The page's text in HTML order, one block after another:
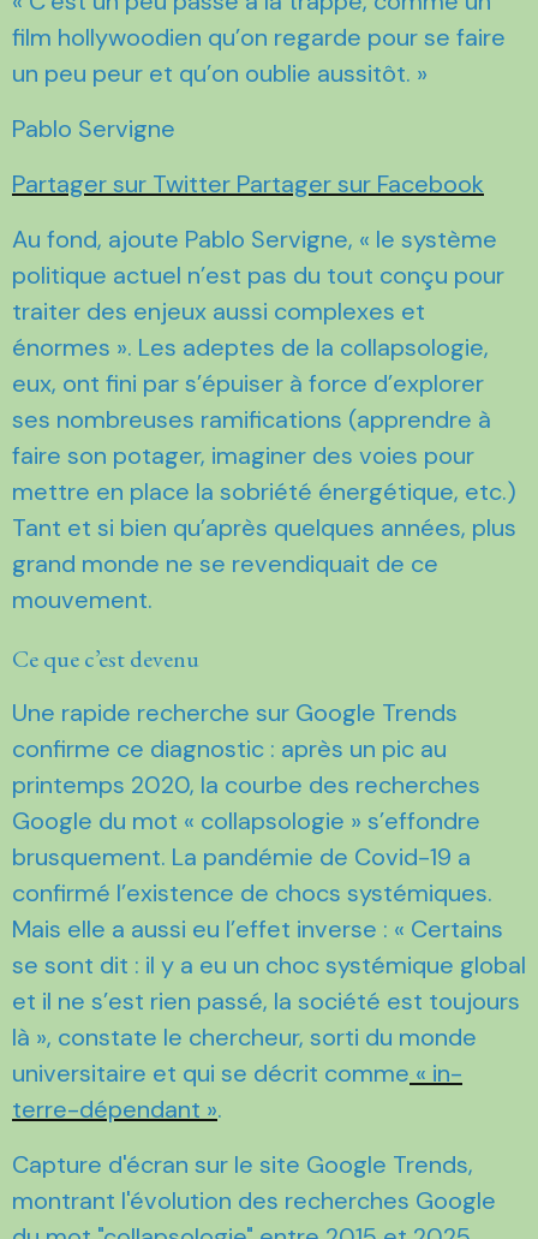
film hollywoodien qu’on regarde pour se faire
un peu peur et qu’on oublie aussitôt. »
Pablo Servigne
Partager sur Twitter Partager sur Facebook
Au fond, ajoute Pablo Servigne, « le système
politique actuel n’est pas du tout conçu pour
traiter des enjeux aussi complexes et
énormes ». Les adeptes de la collapsologie,
eux, ont fini par s’épuiser à force d’explorer
ses nombreuses ramifications (apprendre à
faire son potager, imaginer des voies pour
mettre en place la sobriété énergétique, etc.)
Tant et si bien qu’après quelques années, plus
grand monde ne se revendiquait de ce
mouvement.
Ce que c’est devenu
Une rapide recherche sur Google Trends
confirme ce diagnostic : après un pic au
printemps 2020, la courbe des recherches
Google du mot « collapsologie » s’effondre
brusquement. La pandémie de Covid-19 a
confirmé l’existence de chocs systémiques.
Mais elle a aussi eu l’effet inverse : « Certains
se sont dit : il y a eu un choc systémique global
et il ne s’est rien passé, la société est toujours
là », constate le chercheur, sorti du monde
universitaire et qui se décrit comme « in-
terre-dépendant ».
Capture d'écran sur le site Google Trends,
montrant l'évolution des recherches Google